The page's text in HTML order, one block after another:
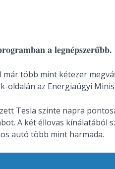
a legnépszerűbb.
már több mint kétezer
oldalán az Energiaügyi
Tesla szinte napra
A két éllovas kínálatából
autó több mint harmada.